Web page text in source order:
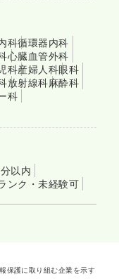
科循環器内科
心臓血管外科
科産婦人科眼科
放射線科麻酔科
科
以内
ンク・未経験可
保護に取り組む企業を示す